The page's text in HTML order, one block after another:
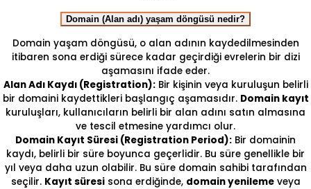
Domain (Alan adı) yaşam döngüsü nedir?
Domain yaşam döngüsü, o alan adının kaydedilmesinden
itibaren sona erdiği sürece kadar geçirdiği evrelerin bir dizi
aşamasını ifade eder.
Alan Adı Kaydı (Registration):Bir kişinin veya kuruluşun belirli
bir domaini kaydettikleri başlangıç aşamasıdır. Domain kayıt
kuruluşları, kullanıcıların belirli bir alan adını satın almasına
ve tescil etmesine yardımcı olur.
Domain Kayıt Süresi (Registration Period): Bir domainin
kaydı, belirli bir süre boyunca geçerlidir. Bu süre genellikle bir
yıl veya daha uzun olabilir. Bu süre domain sahibi tarafından
seçilir. Kayıt süresisona erdiğinde, domain yenilemeveya